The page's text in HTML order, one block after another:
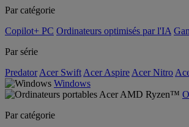
Par catégorie
Copilot+ PC Ordinateurs optimisés par l'IA
Par série
Predator Acer Swift Acer Aspire Acer Nitro
Windows
Par catégorie